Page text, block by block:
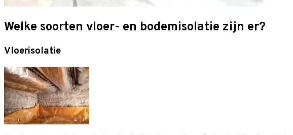
Welke soorten vloer- en bodemisolatie zijn er?
Vloerisolatie